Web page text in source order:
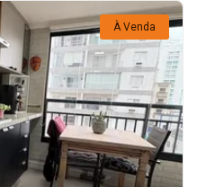
À Venda